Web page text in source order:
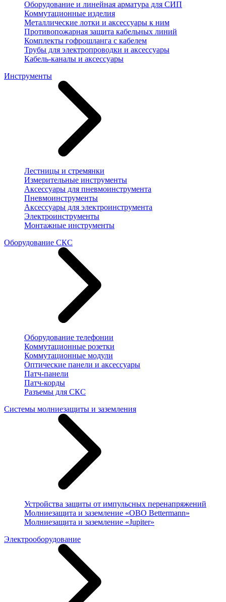
Оборудование и линейная арматура для СИП
Коммутационные изделия
Металлические лотки и аксессуары к ним
Противопожарная защита кабельных линий
Комплекты гофрошланга с кабелем
Трубы для электропроводки и аксессуары
Кабель-каналы и аксессуары
Инструменты
Лестницы и стремянки
Измерительные инструменты
Аксессуары для пневмоинструмента
Пневмоинструменты
Аксессуары для электроинструмента
Электроинструменты
Монтажные инструменты
Оборудование СКС
Оборудование телефонии
Коммутационные розетки
Коммутационные модули
Оптические панели и аксессуары
Патч-панели
Патч-корды
Разъемы для СКС
Системы молниезащиты и заземления
Устройства защиты от импульсных перенапряжений
Молниезащита и заземление «OBO Bettermann»
Молниезащита и заземление «Jupiter»
Электрооборудование